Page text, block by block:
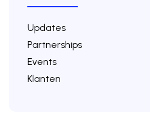
Updates
Partnerships
Events
Klanten